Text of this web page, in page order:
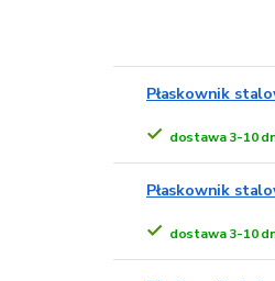
Płaskownik
dostawa 3-10
Płaskownik
dostawa 3-10